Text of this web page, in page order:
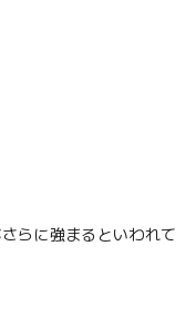
らに強まるといわれて